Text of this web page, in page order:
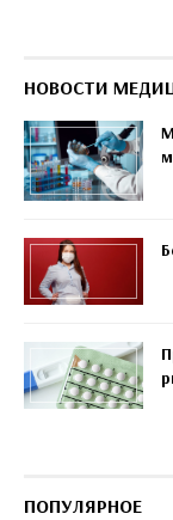
НОВОСТИ
ПОПУЛЯРНОЕ